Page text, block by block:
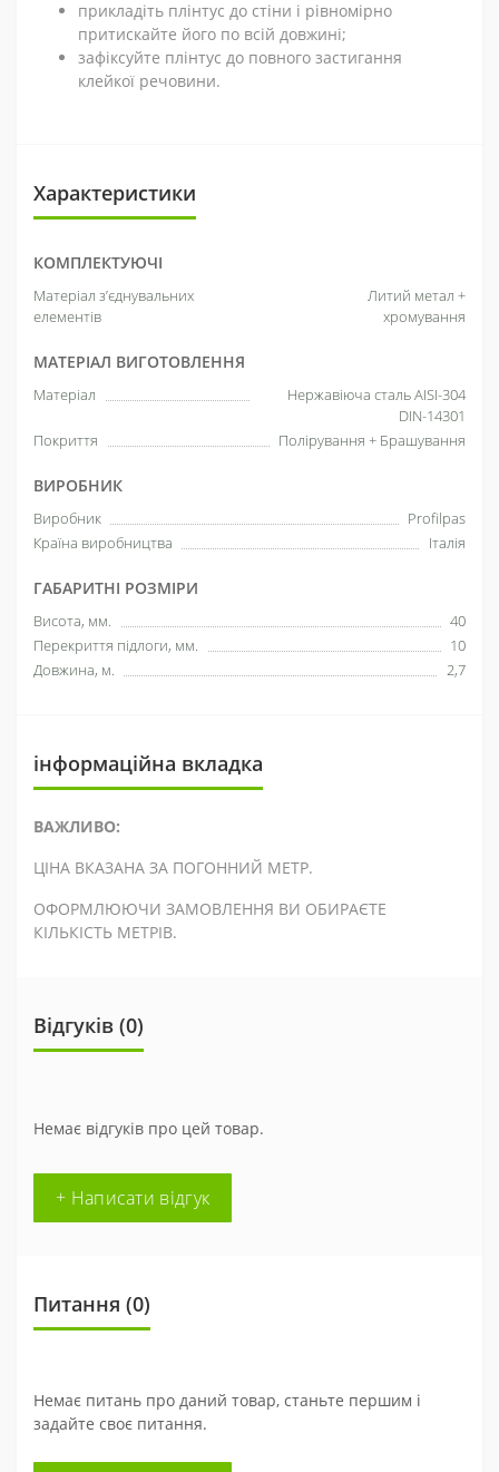
прикладіть плінтус до стіни і рівномірно
притискайте його по всій довжині;
зафіксуйте плінтус до повного застигання
клейкої речовини.
Характеристики
КОМПЛЕКТУЮЧІ
Матеріал з’єднувальних
елементів
Литий метал +
хромування
МАТЕРІАЛ ВИГОТОВЛЕННЯ
Матеріал
Нержавіюча сталь AISI-304
DIN-14301
Покриття
Полірування + Брашування
ВИРОБНИК
Виробник
Profilpas
Країна виробництва
Італія
ГАБАРИТНІ РОЗМІРИ
Висота, мм.
40
Перекриття підлоги, мм.
10
Довжина, м.
2,7
інформаційна вкладка
ВАЖЛИВО:
ЦІНА ВКАЗАНА ЗА ПОГОННИЙ МЕТР.
ОФОРМЛЮЮЧИ ЗАМОВЛЕННЯ ВИ ОБИРАЄТЕ
КІЛЬКІСТЬ МЕТРІВ.
Відгуків (0)
Немає відгуків про цей товар.
+ Написати відгук
Питання (0)
Немає питань про даний товар, станьте першим і
задайте своє питання.